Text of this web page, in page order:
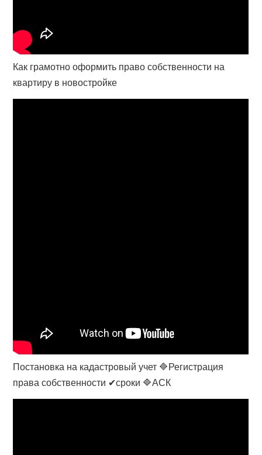
Как грамотно оформить право собственности на
квартиру в новостройке
Постановка на кадастровый учет 🔷Регистрация
права собственности ✔сроки 🔷АСК